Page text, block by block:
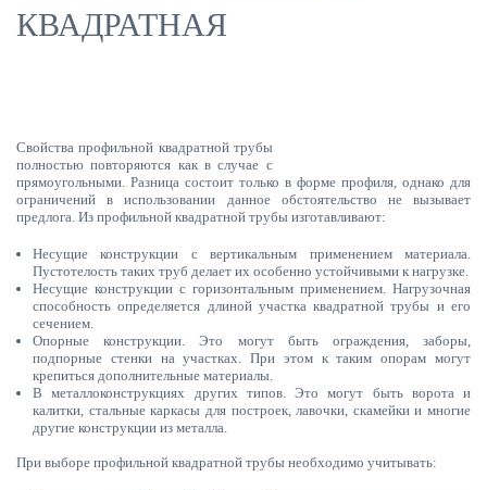
КВАДРАТНАЯ
Свойства профильной квадратной трубы
полностью повторяются как в случае с
прямоугольными. Разница состоит только в форме профиля, однако для
ограничений в использовании данное обстоятельство не вызывает
предлога. Из профильной квадратной трубы изготавливают:
Несущие конструкции с вертикальным применением материала.
Пустотелость таких труб делает их особенно устойчивыми к нагрузке.
Несущие конструкции с горизонтальным применением. Нагрузочная
способность определяется длиной участка квадратной трубы и его
сечением.
Опорные конструкции. Это могут быть ограждения, заборы,
подпорные стенки на участках. При этом к таким опорам могут
крепиться дополнительные материалы.
В металлоконструкциях других типов. Это могут быть ворота и
калитки, стальные каркасы для построек, лавочки, скамейки и многие
другие конструкции из металла.
При выборе профильной квадратной трубы необходимо учитывать: